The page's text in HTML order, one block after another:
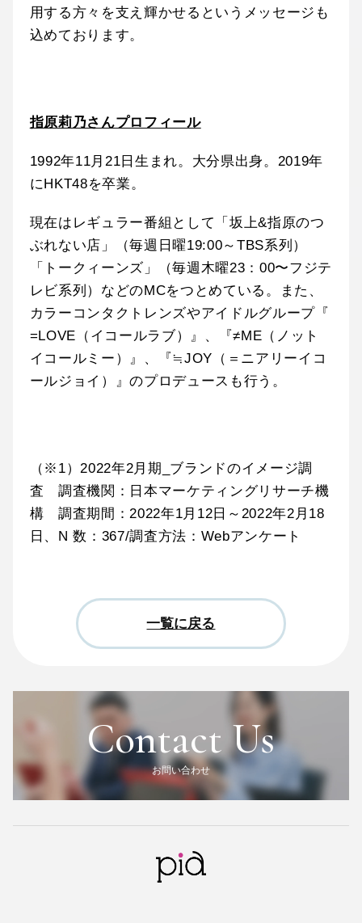
用する方々を支え輝かせるというメッセージも
込めております。
指原莉乃さんプロフィール
1992年11月21日生まれ。大分県出身。2019年
にHKT48を卒業。
現在はレギュラー番組として「坂上&指原のつ
ぶれない店」（毎週日曜19:00～TBS系列）
「トークィーンズ」（毎週木曜23：00〜フジテ
レビ系列）などのMCをつとめている。また、
カラーコンタクトレンズやアイドルグループ『
=LOVE（イコールラブ）』、『≠ME（ノット
イコールミー）』、『≒JOY（＝ニアリーイコ
ールジョイ）』のプロデュースも行う。
（※1）2022年2月期_ブランドのイメージ調
査 調査機関：日本マーケティングリサーチ機
構 調査期間：2022年1月12日～2022年2月18
日、N 数：367/調査方法：Webアンケート
一覧に戻る
Contact Us
お問い合わせ